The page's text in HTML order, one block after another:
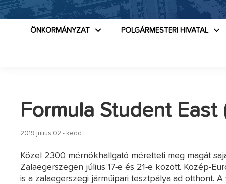
ÖNKORMÁNYZAT POLGÁRMESTERI HIVATAL
Formula Student East
2019 július 02 - kedd
Közel 2300 mérnökhallgató méretteti meg magát
Zalaegerszegen július 17-e és 21-e között. Közép-
is a zalaegerszegi járműipari tesztpálya ad otthont.